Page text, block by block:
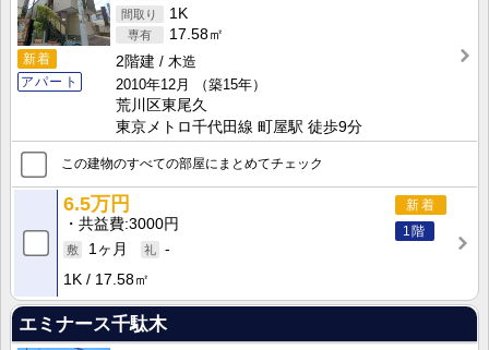
新着
アパート
1K
17.58㎡
2階建
木造
2010年12月
（築15年）
荒川区東尾久
東京メトロ千代田線 町屋駅 徒歩9分
この建物のすべての部屋にまとめてチェック
新着
1階
6.5万円
共益費 3000円
1ヶ月
-
1K
17.58㎡
エミナース千駄木